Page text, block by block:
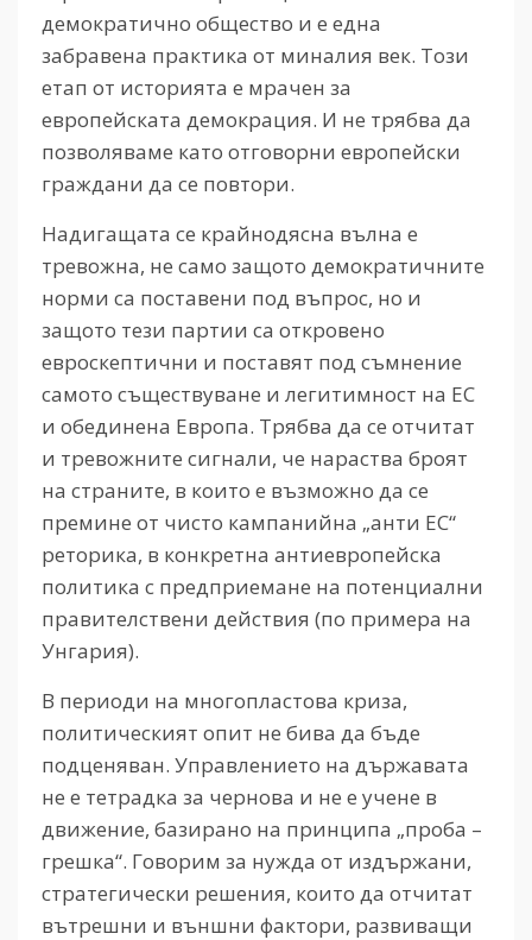
демократично общество и е една
забравена практика от миналия век. Този
етап от историята е мрачен за
европейската демокрация. И не трябва да
позволяваме като отговорни европейски
граждани да се повтори.
Надигащата се крайнодясна вълна е
тревожна, не само защото демократичните
норми са поставени под въпрос, но и
защото тези партии са откровено
евроскептични и поставят под съмнение
самото съществуване и легитимност на ЕС
и обединена Европа. Трябва да се отчитат
и тревожните сигнали, че нараства броят
на страните, в които е възможно да се
премине от чисто кампанийна „анти ЕС“
реторика, в конкретна антиевропейска
политика с предприемане на потенциални
правителствени действия (по примера на
Унгария).
В периоди на многопластова криза,
политическият опит не бива да бъде
подценяван. Управлението на държавата
не е тетрадка за чернова и не е учене в
движение, базирано на принципа „проба –
грешка“. Говорим за нужда от издържани,
стратегически решения, които да отчитат
вътрешни и външни фактори, развиващи